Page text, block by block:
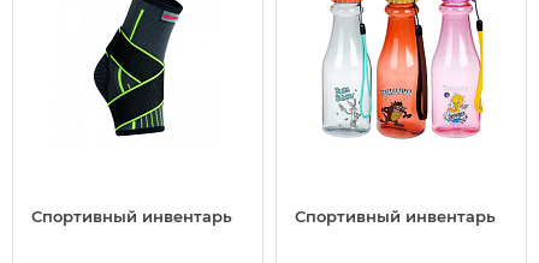
Спортивный инвентарь Спортивный инвентарь